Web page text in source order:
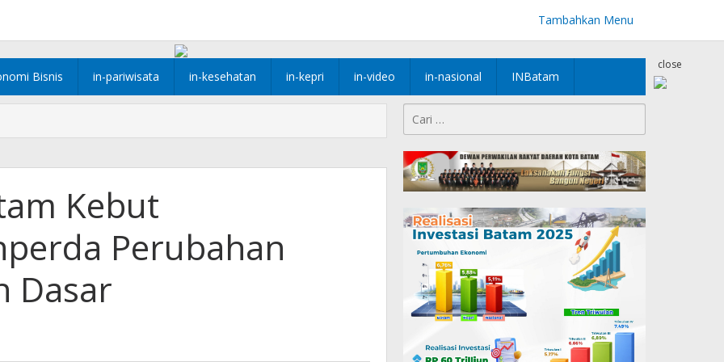
Tambahkan Menu
Bisnis in-pariwisata in-kesehatan in-kepri in-video in-nasional INBatam
close
Kebut
Perubahan
Dasar
untuk: